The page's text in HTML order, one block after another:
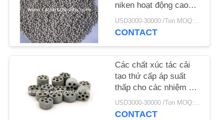
SƠ
ĐỒ
TRANG
WEB
PRIVACY
POLICY
niken hoạt động cao
cho sản xuất khí tổng
hợp
USD3000-30000 /Ton MOQ:1 kg
CONTACT
Các chất xúc tác cải
tạo thứ cấp áp suất
thấp cho các nhiệm vụ
hình thành trước trong
sản phẩm amoniac
USD3000-30000 /Ton MOQ:1 kg
CONTACT